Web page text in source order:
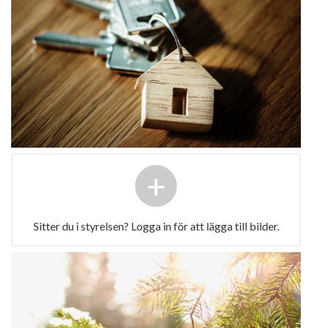
+
Sitter du i styrelsen? Logga in för att lägga till bilder.